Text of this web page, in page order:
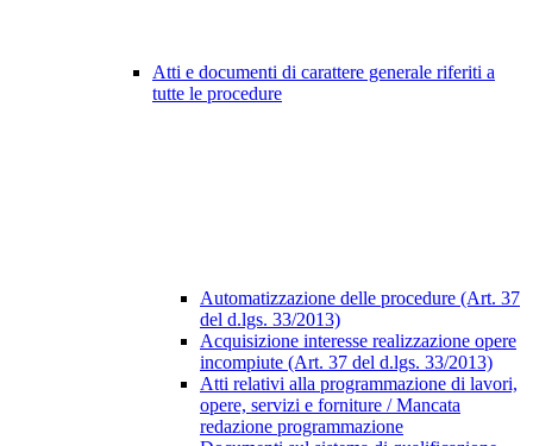
Atti e documenti di carattere generale riferiti a
tutte le procedure
Automatizzazione delle procedure (Art. 37
del d.lgs. 33/2013)
Acquisizione interesse realizzazione opere
incompiute (Art. 37 del d.lgs. 33/2013)
Atti relativi alla programmazione di lavori,
opere, servizi e forniture / Mancata
redazione programmazione